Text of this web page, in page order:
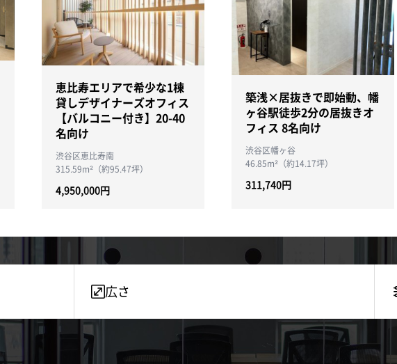
恵比寿エリアで希少な1棟
貸しデザイナーズオフィス
【バルコニー付き】20-40
名向け
渋谷区恵比寿南
315.59m²（約95.47坪）
4,950,000円
築浅×居抜きで即始動、幡
ヶ谷駅徒歩2分の居抜きオ
フィス 8名向け
渋谷区幡ヶ谷
46.85m²（約14.17坪）
311,740円
広さ